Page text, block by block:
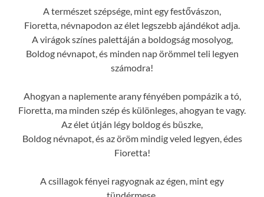
A természet szépsége, mint egy festővászon,
Fioretta, névnapodon az élet legszebb ajándékot adja.
A virágok színes palettáján a boldogság mosolyog,
Boldog névnapot, és minden nap örömmel teli legyen
számodra!
Ahogyan a naplemente arany fényében pompázik a tó,
Fioretta, ma minden szép és különleges, ahogyan te vagy.
Az élet útján légy boldog és büszke,
Boldog névnapot, és az öröm mindig veled legyen, édes
Fioretta!
A csillagok fényei ragyognak az égen, mint egy